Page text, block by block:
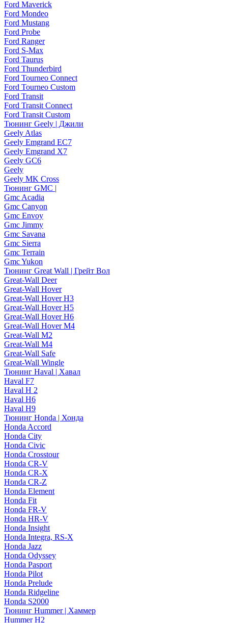
Ford Maverick
Ford Mondeo
Ford Mustang
Ford Probe
Ford Ranger
Ford S-Max
Ford Taurus
Ford Thunderbird
Ford Tourneo Connect
Ford Tourneo Custom
Ford Transit
Ford Transit Connect
Ford Transit Custom
Тюнинг Geely | Джили
Geely Atlas
Geely Emgrand EC7
Geely Emgrand X7
Geely GC6
Geely
Geely MK Cross
Тюнинг GMC |
Gmc Acadia
Gmc Canyon
Gmc Envoy
Gmc Jimmy
Gmc Savana
Gmc Sierra
Gmc Terrain
Gmc Yukon
Тюнинг Great Wall | Грейт Вол
Great-Wall Deer
Great-Wall Hover
Great-Wall Hover H3
Great-Wall Hover H5
Great-Wall Hover H6
Great-Wall Hover M4
Great-Wall M2
Great-Wall M4
Great-Wall Safe
Great-Wall Wingle
Тюнинг Haval | Хавал
Haval F7
Haval H 2
Haval H6
Haval H9
Тюнинг Honda | Хонда
Honda Accord
Honda City
Honda Civic
Honda Crosstour
Honda CR-V
Honda CR-X
Honda CR-Z
Honda Element
Honda Fit
Honda FR-V
Honda HR-V
Honda Insight
Honda Integra, RS-X
Honda Jazz
Honda Odyssey
Honda Pasport
Honda Pilot
Honda Prelude
Honda Ridgeline
Honda S2000
Тюнинг Hummer | Хаммер
Hummer H2